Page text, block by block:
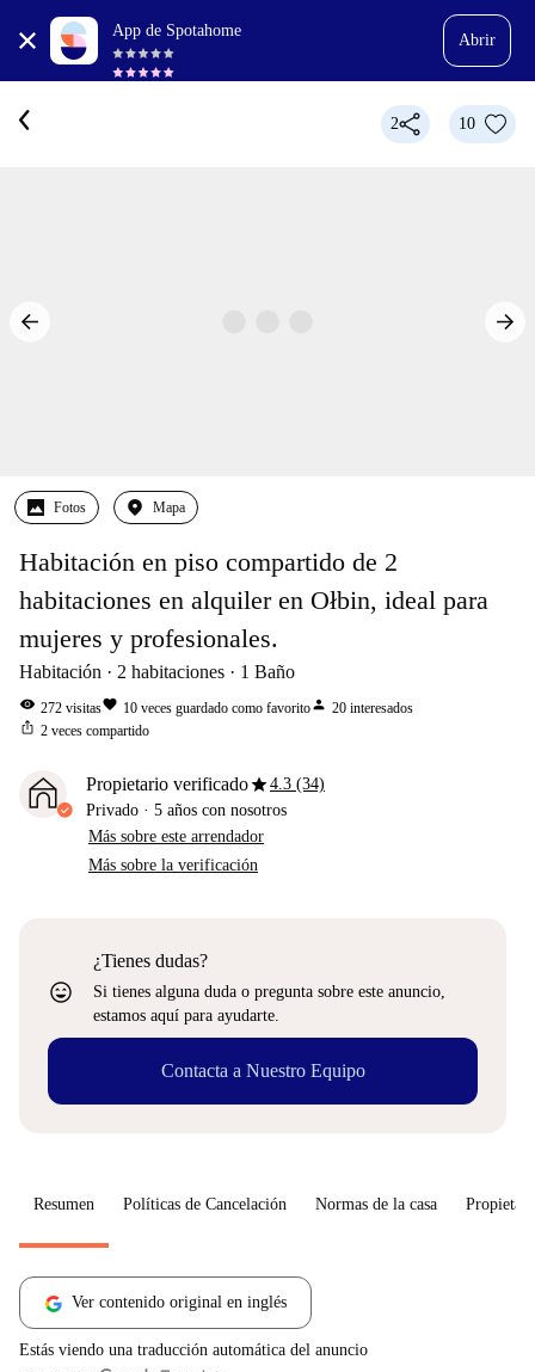
App de Spotahome
Abrir
2 10
Fotos Mapa
Habitación en piso compartido de 2
habitaciones en alquiler en Ołbin, ideal para
mujeres y profesionales.
Habitación 2 habitaciones 1 Baño
visibility 272 visitasfavorite 10 veces guardado como favoritoperson 20 interesados
ios_share 2 veces compartido
Propietario verificadostar4.3 (34)
Privado · 5 años con nosotros
Más sobre este arrendador
Más sobre la verificación
sentiment_very_satisfied
¿Tienes dudas?
Si tienes alguna duda o pregunta sobre este anuncio,
estamos aquí para ayudarte.
Contacta a Nuestro Equipo
Resumen Políticas de Cancelación Normas de la casa
Ver contenido original en inglés
Estás viendo una traducción automática del anuncio